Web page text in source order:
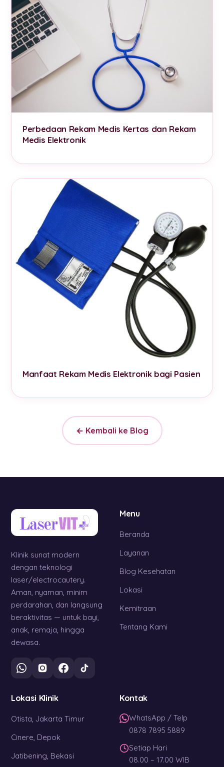
Perbedaan Rekam Medis Kertas dan Rekam
Medis Elektronik
Manfaat Rekam Medis Elektronik bagi Pasien
← Kembali ke Blog
Klinik sunat modern
dengan teknologi
laser/electrocautery.
Aman, nyaman, minim
perdarahan, dan langsung
beraktivitas — untuk bayi,
anak, remaja, hingga
dewasa.
Menu
Beranda
Layanan
Blog Kesehatan
Lokasi
Kemitraan
Tentang Kami
Lokasi Klinik
Otista, Jakarta Timur
Cinere, Depok
Jatibening, Bekasi
Kontak
WhatsApp / Telp
0878 7895 5889
Setiap Hari
08.00 – 17.00 WIB